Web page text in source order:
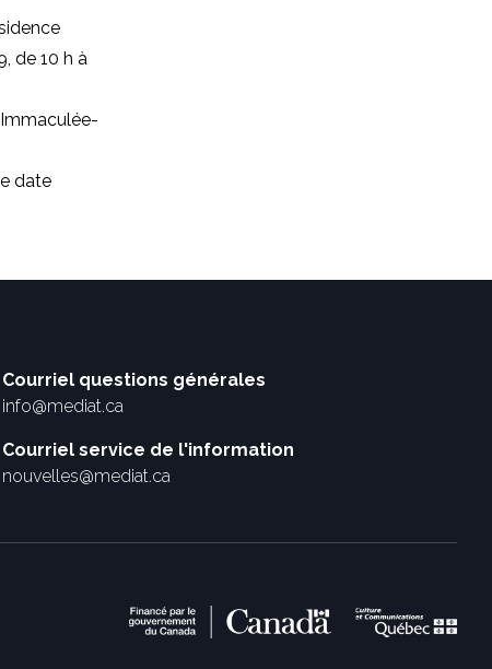
de 10 h à
date
Courriel questions générales
info@mediat.ca
Courriel service de l'information
nouvelles@mediat.ca